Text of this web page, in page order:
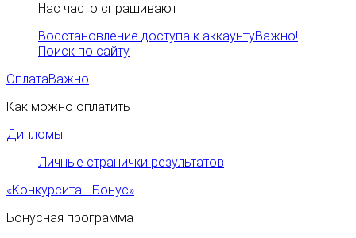
Нас часто спрашивают
Восстановление доступа к аккаунтуВажно!
Поиск по сайту
ОплатаВажно
Как можно оплатить
Дипломы
Личные странички результатов
«Конкурсита - Бонус»
Бонусная программа